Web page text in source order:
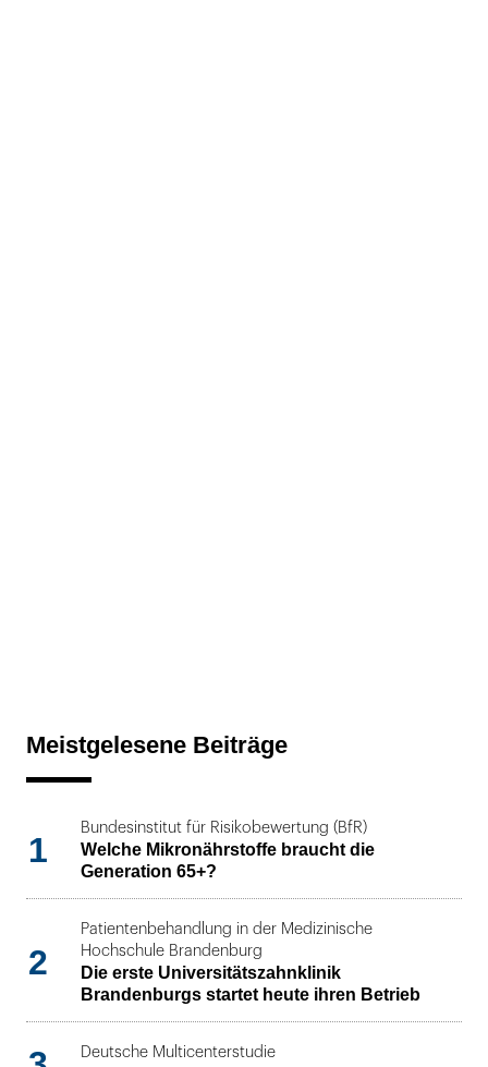
Meistgelesene Beiträge
1
Bundesinstitut für Risikobewertung (BfR)
Welche Mikronährstoffe braucht die
Generation 65+?
2
Patientenbehandlung in der Medizinische
Hochschule Brandenburg
Die erste Universitätszahnklinik
Brandenburgs startet heute ihren Betrieb
Deutsche Multicenterstudie